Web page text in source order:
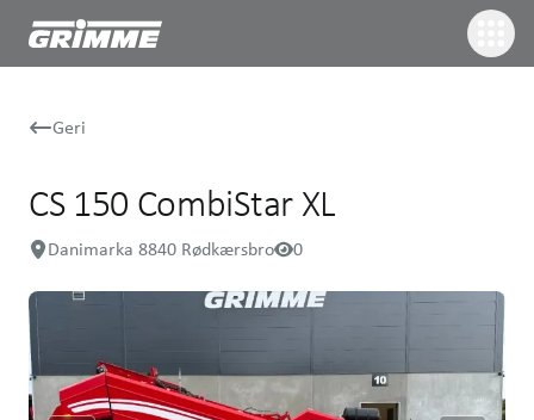
Geri
CS 150 CombiStar XL
Danimarka 8840 Rødkærsbro 0